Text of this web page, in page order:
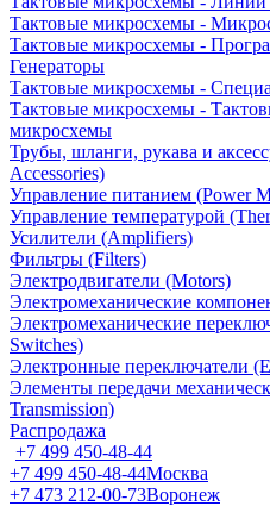
Тактовые микросхемы -
Тактовые микросхемы -
Генераторы
Тактовые микросхемы -
Тактовые микросхемы -
микросхемы
Трубы, шланги, рукава и
Accessories)
Управление питанием (Power
Управление температурой
Усилители (Amplifiers)
Фильтры (Filters)
Электродвигатели (Motors)
Электромеханические
Электромеханические
Switches)
Электронные переключатели
Элементы передачи
Transmission)
Распродажа
+7 499 450-48-44
+7 499 450-48-44Москва
+7 473 212-00-73Воронеж